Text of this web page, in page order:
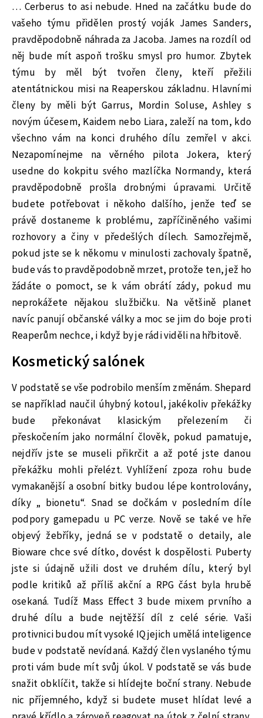
… Cerberus to asi nebude. Hned na začátku bude do
vašeho týmu přidělen prostý voják James Sanders,
pravděpodobně náhrada za Jacoba. James na rozdíl od
něj bude mít aspoň trošku smysl pro humor. Zbytek
týmu by měl být tvořen členy, kteří přežili
atentátnickou misi na Reaperskou základnu. Hlavními
členy by měli být Garrus, Mordin Soluse, Ashley s
novým účesem, Kaidem nebo Liara, zaleží na tom, kdo
všechno vám na konci druhého dílu zemřel v akci.
Nezapomínejme na věrného pilota Jokera, který
usedne do kokpitu svého mazlíčka Normandy, která
pravděpodobně prošla drobnými úpravami. Určitě
budete potřebovat i někoho dalšího, jenže teď se
právě dostaneme k problému, zapříčiněného vašimi
rozhovory a činy v předešlých dílech. Samozřejmě,
pokud jste se k někomu v minulosti zachovaly špatně,
bude vás to pravděpodobně mrzet, protože ten, jež ho
žádáte o pomoct, se k vám obrátí zády, pokud mu
neprokážete nějakou službičku. Na většině planet
navíc panují občanské války a moc se jim do boje proti
Reaperům nechce, i když by je rádi viděli na hřbitově.
Kosmetický salónek
V podstatě se vše podrobilo menším změnám. Shepard
se například naučil úhybný kotoul, jakékoliv překážky
bude překonávat klasickým přelezením či
přeskočením jako normální člověk, pokud pamatuje,
nejdřív jste se museli přikrčit a až poté jste danou
překážku mohli přelézt. Vyhlížení zpoza rohu bude
vymakanější a osobní bitky budou lépe kontrolovány,
díky „ bionetu“. Snad se dočkám v posledním díle
podpory gamepadu u PC verze. Nově se také ve hře
objevý žebříky, jedná se v podstatě o detaily, ale
Bioware chce své dítko, dovést k dospělosti. Puberty
jste si údajně užili dost ve druhém dílu, který byl
podle kritiků až příliš akční a RPG část byla hrubě
osekaná. Tudíž Mass Effect 3 bude mixem prvního a
druhé dílu a bude nejtěžší díl z celé série. Vaši
protivnici budou mít vysoké IQ jejich umělá inteligence
bude v podstatě nevídaná. Každý člen vyslaného týmu
proti vám bude mít svůj úkol. V podstatě se vás bude
snažit obklíčit, takže si hlídejte boční strany. Nebude
nic příjemného, když si budete muset hlídat levé a